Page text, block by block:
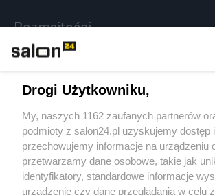
Rozmaitości
Sport
Społeczeństwo
Kultura
Drogi Użytkowniku,
My, naszych 1162 zaufanych partnerów
podmioty z salon24.pl uzyskujemy dostęp i
przechowujemy informacje na urządzeniu
przetwarzamy dane osobowe, takie jak
identyfikatory, standardowe informacje
urządzenie czy dane przeglądania w celu